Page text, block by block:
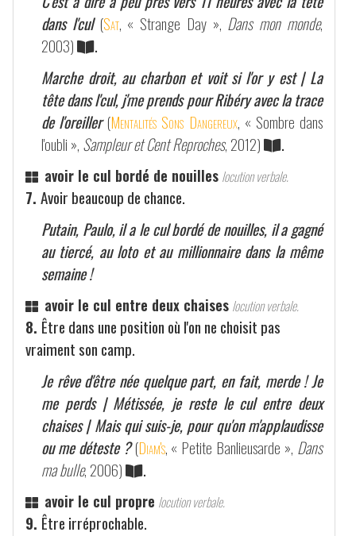
dans l'cul (Sat, « Strange Day », Dans mon monde,
2003)
.
Marche droit, au charbon et voit si l'or y est | La
tête dans l'cul, j'me prends pour Ribéry avec la trace
de l'oreiller (Mentalités Sons Dangereux, « Sombre dans
l'oubli », Sampleur et Cent Reproches, 2012) .
avoir le cul bordé de nouilles locution verbale.
7. Avoir beaucoup de chance.
Putain, Paulo, il a le cul bordé de nouilles, il a gagné
au tiercé, au loto et au millionnaire dans la même
semaine !
avoir le cul entre deux chaises locution verbale.
8. Être dans une position où l'on ne choisit pas
vraiment son camp.
Je rêve d'être née quelque part, en fait, merde ! Je
me perds | Métissée, je reste le cul entre deux
chaises | Mais qui suis-je, pour qu'on m'applaudisse
ou me déteste ? (Diam's, « Petite Banlieusarde », Dans
ma bulle, 2006) .
avoir le cul propre locution verbale.
9. Être irréprochable.